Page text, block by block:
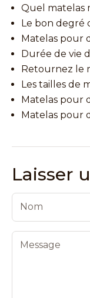
Quel matelas
Le bon degré
Matelas pour
Durée de vie
Retournez le
Les tailles de
Matelas pour
Matelas pour
Laisser